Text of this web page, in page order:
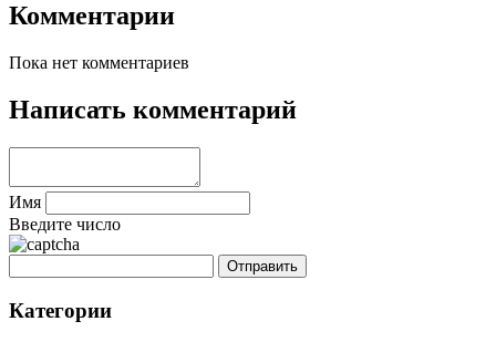
Комментарии
Пока нет комментариев
Написать комментарий
Имя
Введите число
Категории